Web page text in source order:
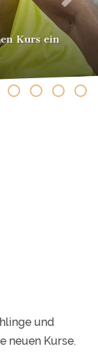
Kurs ein
und
neuen Kurse.